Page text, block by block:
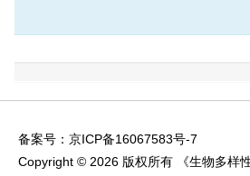
备案号： 京ICP备16067583号-7
Copyright © 2026 版权所有 《生物多样